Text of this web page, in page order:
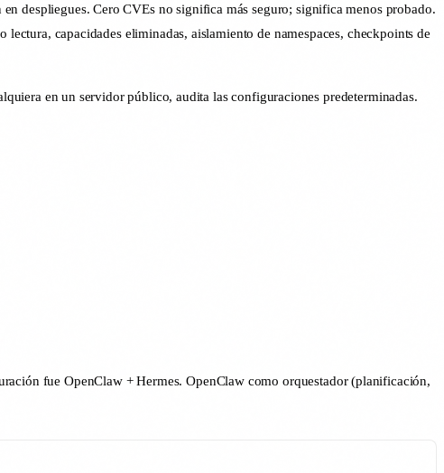
despliegues. Cero CVEs no significa más seguro; significa menos probado.
capacidades eliminadas, aislamiento de namespaces, checkpoints de
en un servidor público, audita las configuraciones predeterminadas.
fue OpenClaw + Hermes. OpenClaw como orquestador (planificación,